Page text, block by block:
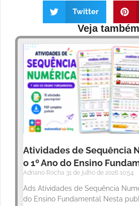
Twitter
Veja
Atividades de Sequência
o 1º Ano do Ensino
Adriano Rocha 31 de julho de 2026 10:54
Ads Atividades de Sequência
do Ensino Fundamental Nesta